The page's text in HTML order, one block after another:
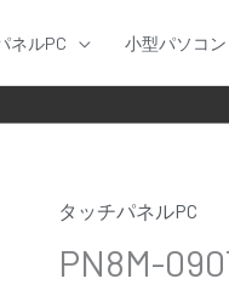
ネルPC 小型パソコン
タッチパネルPC
PN8M-